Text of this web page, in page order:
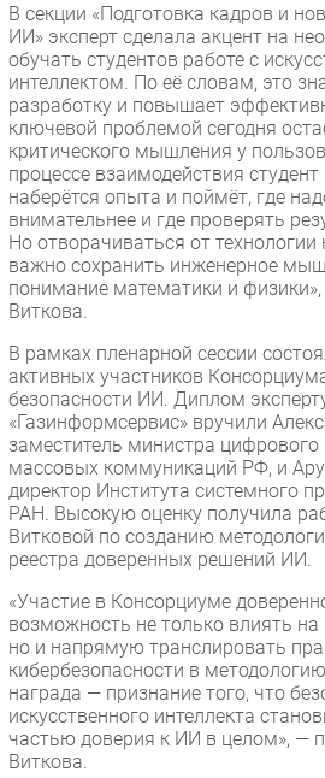
В секции «Подготовка кадров и
ИИ» эксперт сделала акцент на
обучать студентов работе с
интеллектом. По её словам, это
разработку и повышает
ключевой проблемой сегодня
критического мышления у
процессе взаимодействия
наберётся опыта и поймёт, где
внимательнее и где проверять
Но отворачиваться от
важно сохранить инженерное
понимание математики и
Виткова.
В рамках пленарной сессии
активных участников
безопасности ИИ. Диплом
«Газинформсервис» вручили
заместитель министра цифрового
массовых коммуникаций РФ, и
директор Института системного
РАН. Высокую оценку получила
Витковой по созданию
реестра доверенных решений ИИ.
«Участие в Консорциуме
возможность не только влиять на
но и напрямую транслировать
кибербезопасности в
награда — признание того, что
искусственного интеллекта
частью доверия к ИИ в целом», —
Виткова.